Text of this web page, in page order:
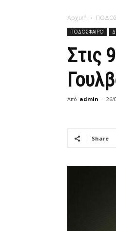
Αρχική
ΠΟΔΟΣΦΑΙΡΟ
Στις
Από admin - 26/
Share